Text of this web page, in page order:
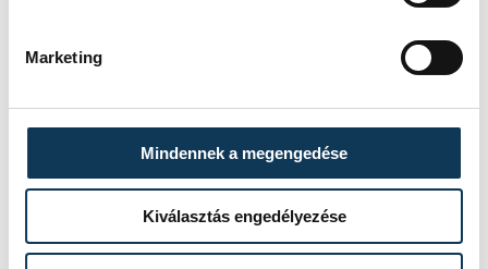
Marketing
Mindennek a megengedése
Kiválasztás engedélyezése
Rekordok Európában –
Magyarország a
legforróbb, Angliában
szárazság tombol
Rá sem ismerünk Európára,
kontinensszerte rekordokat dönt a
hőség. Magyarország a legforróbb